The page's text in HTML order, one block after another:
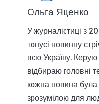
Ольга Яценко
У журналістиці з
тонусі новинну
всю Україну.
відбираю головні
кожна новина
зрозумілою для